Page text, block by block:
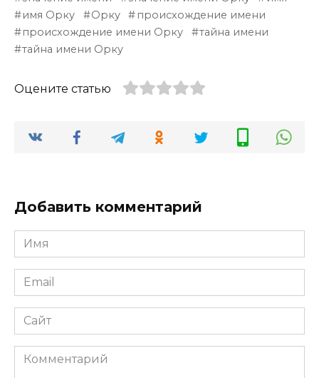
имя Орку
Орку
происхождение имени
происхождение имени Орку
тайна имени
тайна имени Орку
Оцените статью
Добавить комментарий
Имя
*
Email
*
Сайт
Комментарий